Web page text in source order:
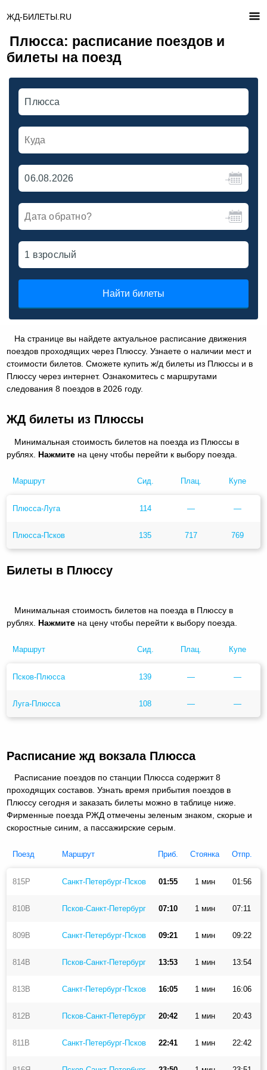
ЖД-БИЛЕТЫ.RU
Плюсса: расписание поездов и
билеты на поезд
Найти билеты
На странице вы найдете актуальное расписание движения
поездов проходящих через Плюссу. Узнаете о наличии мест и
стоимости билетов. Сможете купить ж/д билеты из Плюссы и в
Плюссу через интернет. Ознакомитесь с маршрутами
следования 8 поездов в 2026 году.
ЖД билеты из Плюссы
Минимальная стоимость билетов на поезда из Плюссы в
рублях. Нажмите на цену чтобы перейти к выбору поезда.
Маршрут Сид. Плац. Купе
Плюсса-Луга 114 — —
Плюсса-Псков 135 717 769
Билеты в Плюссу
Минимальная стоимость билетов на поезда в Плюссу в
рублях. Нажмите на цену чтобы перейти к выбору поезда.
Маршрут Сид. Плац. Купе
Псков-Плюсса 139 — —
Луга-Плюсса 108 — —
Расписание жд вокзала Плюсса
Расписание поездов по станции Плюсса содержит 8
проходящих составов. Узнать время прибытия поездов в
Плюссу сегодня и заказать билеты можно в таблице ниже.
Фирменные поезда РЖД отмечены зеленым знаком, скорые и
скоростные синим, а пассажирские серым.
Поезд Маршрут Приб. Стоянка Отпр.
815Р Санкт-Петербург-Псков 01:55 1 мин 01:56
810В Псков-Санкт-Петербург 07:10 1 мин 07:11
809В Санкт-Петербург-Псков 09:21 1 мин 09:22
814В Псков-Санкт-Петербург 13:53 1 мин 13:54
813В Санкт-Петербург-Псков 16:05 1 мин 16:06
812В Псков-Санкт-Петербург 20:42 1 мин 20:43
811В Санкт-Петербург-Псков 22:41 1 мин 22:42